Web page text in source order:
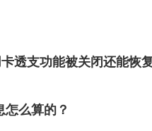
透支功能被关闭还能恢
么算的？